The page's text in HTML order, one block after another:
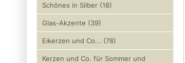
Schönes in Silber (18)
Glas-Akzente (39)
Eikerzen und Co... (78)
Kerzen und Co. für Sommer und